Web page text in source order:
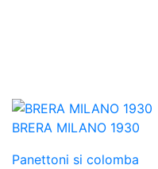
BRERA MILANO 1930
Panettoni si colomba